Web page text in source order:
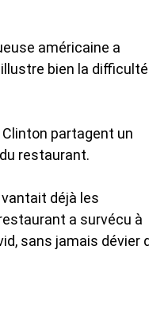
américaine a
bien la difficulté
partagent un
restaurant.
déjà les
a survécu à
sans jamais dévier